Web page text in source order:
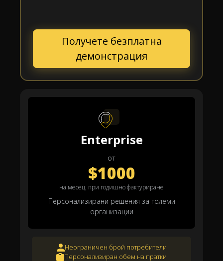
Получете безплатна
демонстрация
Enterprise
от
$1000
на месец, при годишно фактуриране
Персонализирани решения за големи
организации
Неограничен брой потребители
Персонализиран обем на пратки